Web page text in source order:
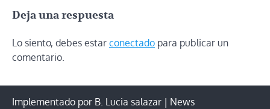
Deja una respuesta
Lo siento, debes estar conectado para publicar un
comentario.
Implementado por B. Lucia salazar | News